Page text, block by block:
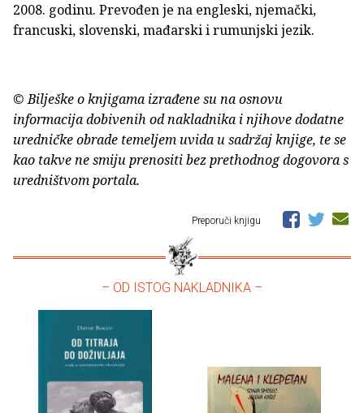
2008. godinu. Prevođen je na engleski, njemački,
francuski, slovenski, mađarski i rumunjski jezik.
© Bilješke o knjigama izrađene su na osnovu
informacija dobivenih od nakladnika i njihove dodatne
uredničke obrade temeljem uvida u sadržaj knjige, te se
kao takve ne smiju prenositi bez prethodnog dogovora s
uredništvom portala.
Preporuči knjigu
– OD ISTOG NAKLADNIKA –